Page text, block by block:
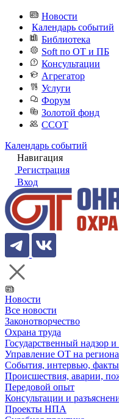
Новости
Календарь событий
Библиотека
Soft по ОТ и ПБ
Консультации
Агрегатор
Услуги
Форум
Золотой фонд
ССОТ
Календарь событий
Навигация
Регистрация
Вход
Новости
Все новости
Законотворчество
Охрана труда
Государственный надзор и
Управление ОТ на
События, интервью, факты
Происшествия, аварии,
Передовой опыт
Консультации и
Проекты НПА